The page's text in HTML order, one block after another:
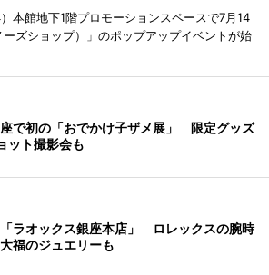
本館地下1階プロモーションスペースで7月14
ーズショップ）」のポップアップイベントが始
で初の「おでかけ子ザメ展」 限定グッズ
ット撮影会も
ラオックス銀座本店」 ロレックスの腕時
福のジュエリーも